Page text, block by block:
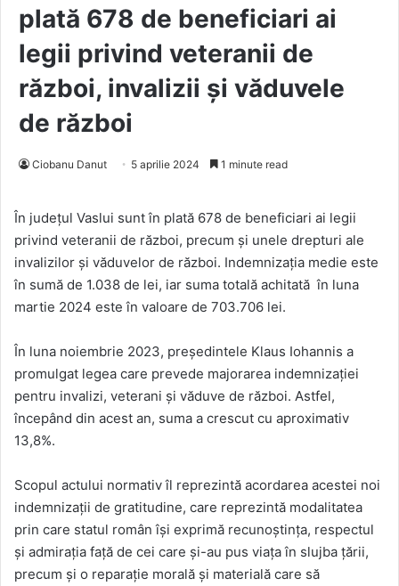
plată 678 de beneficiari ai
legii privind veteranii de
război, invalizii şi văduvele
de război
Ciobanu Danut 5 aprilie 2024 1 minute read
În județul Vaslui sunt în plată 678 de beneficiari ai legii
privind veteranii de război, precum şi unele drepturi ale
invalizilor şi văduvelor de război. Indemnizația medie este
în sumă de 1.038 de lei, iar suma totală achitată în luna
martie 2024 este în valoare de 703.706 lei.
În luna noiembrie 2023, președintele Klaus Iohannis a
promulgat legea care prevede majorarea indemnizației
pentru invalizi, veterani și văduve de război. Astfel,
începând din acest an, suma a crescut cu aproximativ
13,8%.
Scopul actului normativ îl reprezintă acordarea acestei noi
indemnizaţii de gratitudine, care reprezintă modalitatea
prin care statul român îşi exprimă recunoştinţa, respectul
şi admiraţia faţă de cei care şi-au pus viaţa în slujba ţării,
precum şi o reparaţie morală şi materială care să